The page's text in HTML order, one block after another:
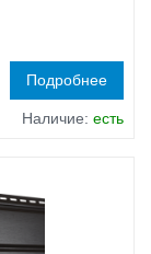
Подробнее
Наличие: есть